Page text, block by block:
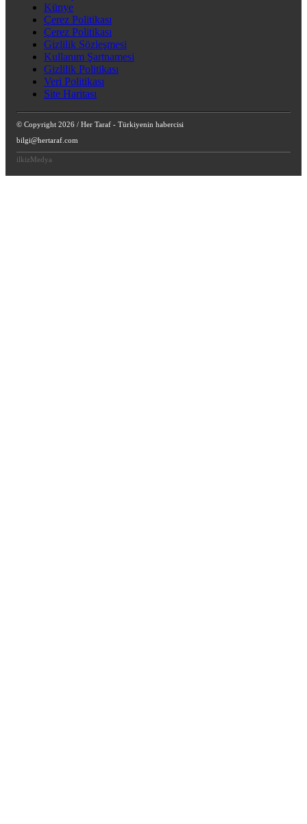
Künye
Çerez Politikası
Çerez Politikası
Gizlilik Sözleşmesi
Kullanım Şartnamesi
Gizlilik Politikası
Veri Politikası
Site Haritası
© Copyright 2026 / Her Taraf - Türkiyenin habercisi
bilgi@hertaraf.com
ilkizMedya